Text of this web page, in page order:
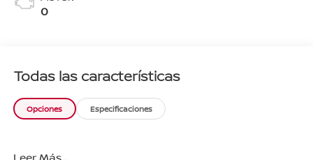
0
Todas las características
Opciones Especificaciones